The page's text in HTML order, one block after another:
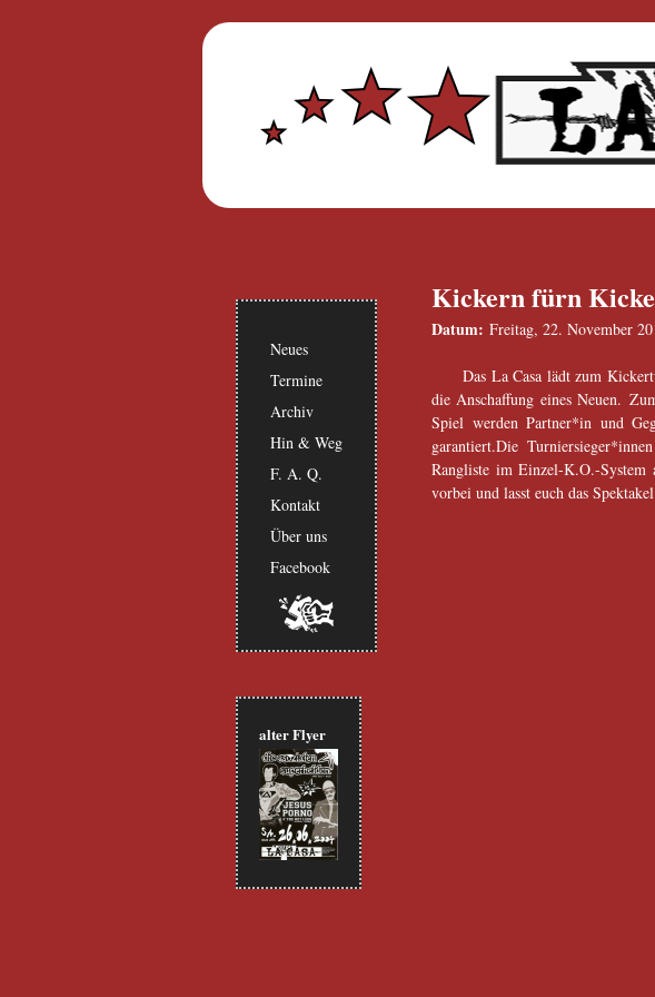
Kickern fürn
Datum: Freitag, 22. November
Das La Casa lädt zum
die Anschaffung eines Neuen.
Spiel werden Partner*in und
garantiert.Die
Rangliste im Einzel-K.O.-System
vorbei und lasst euch das
Neues
Termine
Archiv
Hin & Weg
F. A. Q.
Kontakt
Über uns
Facebook
alter Flyer